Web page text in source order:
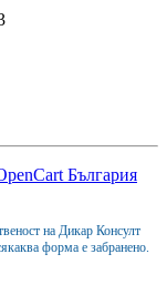
България
на Дикар Консулт
форма е забранено.